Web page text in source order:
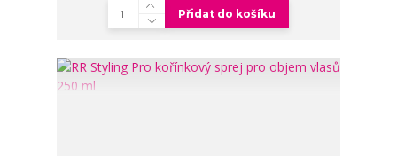
Přidat do košíku